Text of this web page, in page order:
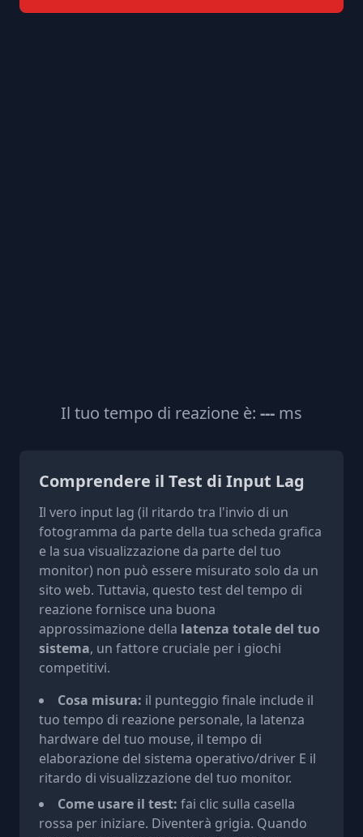
Il tuo tempo di reazione è: --- ms
Comprendere il Test di Input Lag
Il vero input lag (il ritardo tra l'invio di un
fotogramma da parte della tua scheda grafica
e la sua visualizzazione da parte del tuo
monitor) non può essere misurato solo da un
sito web. Tuttavia, questo test del tempo di
reazione fornisce una buona
approssimazione della latenza totale del tuo
sistema, un fattore cruciale per i giochi
competitivi.
Cosa misura: il punteggio finale include il
tuo tempo di reazione personale, la latenza
hardware del tuo mouse, il tempo di
elaborazione del sistema operativo/driver E il
ritardo di visualizzazione del tuo monitor.
Come usare il test: fai clic sulla casella
rossa per iniziare. Diventerà grigia. Quando